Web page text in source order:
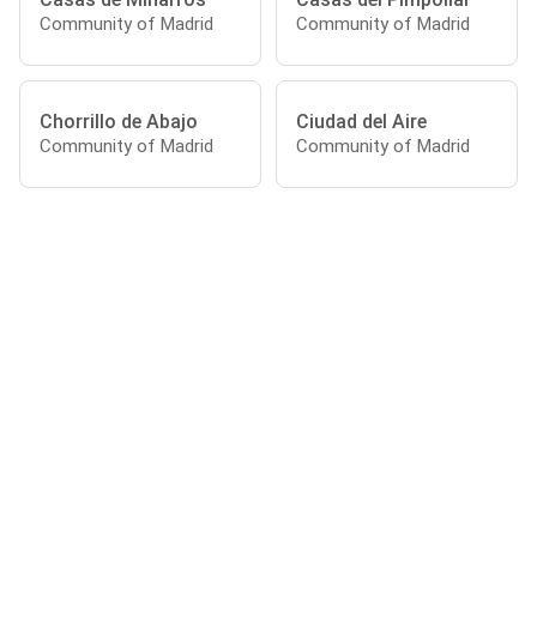
Community of Madrid Community of Madrid
Chorrillo de Abajo
Community of Madrid
Ciudad del Aire
Community of Madrid